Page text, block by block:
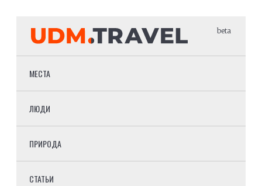
beta
МЕСТА
ЛЮДИ
ПРИРОДА
СТАТЬИ